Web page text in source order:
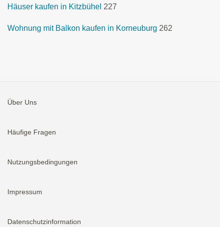
Häuser kaufen in Kitzbühel 227
Wohnung mit Balkon kaufen in Korneuburg 262
Über Uns
Häufige Fragen
Nutzungsbedingungen
Impressum
Datenschutzinformation